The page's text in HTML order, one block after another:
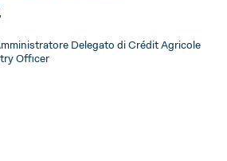
Delegato di Crédit Agricole
Officer